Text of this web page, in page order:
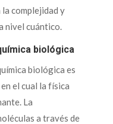
complejidad y
nivel cuántico.
biológica
biológica es
el cual la física
La
a través de